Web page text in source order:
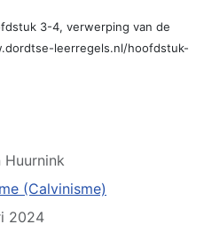
3-4, verwerping van de
leerregels.nl/hoofdstuk-
Huurnink
(Calvinisme)
2024